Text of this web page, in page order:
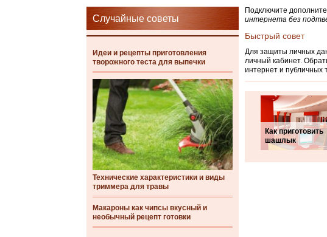
Случайные советы
Идеи и рецепты приготовления
творожного теста для выпечки
Технические характеристики и виды
триммера для травы
Макароны как чипсы вкусный и
необычный рецепт готовки
Подключите
интернета без
Быстрый совет
Для защиты личных
личный кабинет.
интернет и публичных
Как приготовить
шашлык